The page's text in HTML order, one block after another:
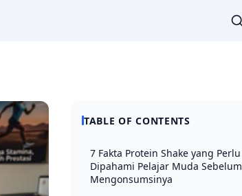
TABLE OF CONTENTS
7 Fakta Protein Shake yang Perlu
Dipahami Pelajar Muda Sebelum
Mengonsumsinya